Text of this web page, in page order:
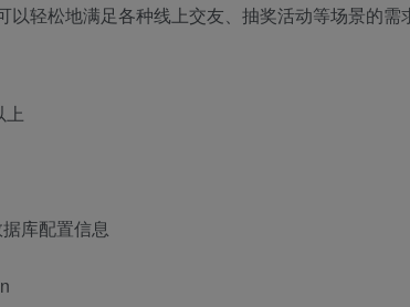
轻松地满足各种线上交友、抽奖活动等场景的需
上
库配置信息